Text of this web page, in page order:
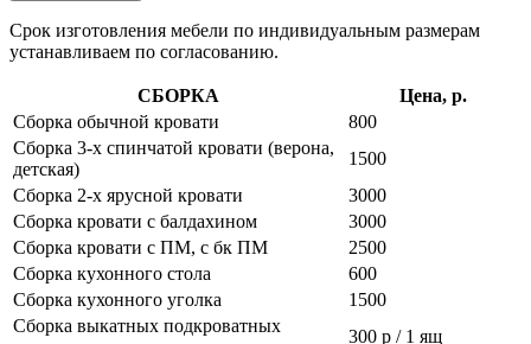
Срок изготовления мебели по индивидуальным размерам
устанавливаем по согласованию.
СБОРКА
Цена, р.
Сборка обычной кровати
800
Сборка 3-х спинчатой кровати (верона,
детская)
1500
Сборка 2-х ярусной кровати
3000
Сборка кровати с балдахином
3000
Сборка кровати с ПМ, с бк ПМ
2500
Сборка кухонного стола
600
Сборка кухонного уголка
1500
Сборка выкатных подкроватных
300 р / 1 ящ